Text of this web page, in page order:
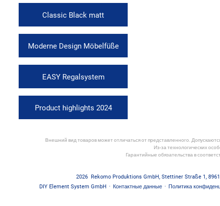
Classic Black matt
Moderne Design Möbelfüße
EASY Regalsystem
Product highlights 2024
Внешний вид товаров может отличаться от представленного.
Из-за технологических
Гарантийные обязательства в
2026 Rekomo Produktions GmbH, Stettiner Straße 1,
DIY Element System GmbH · Контактные данные · Политика